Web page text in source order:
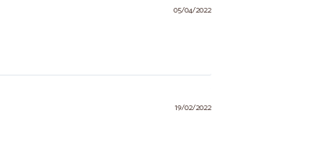
05/04/2022
19/02/2022